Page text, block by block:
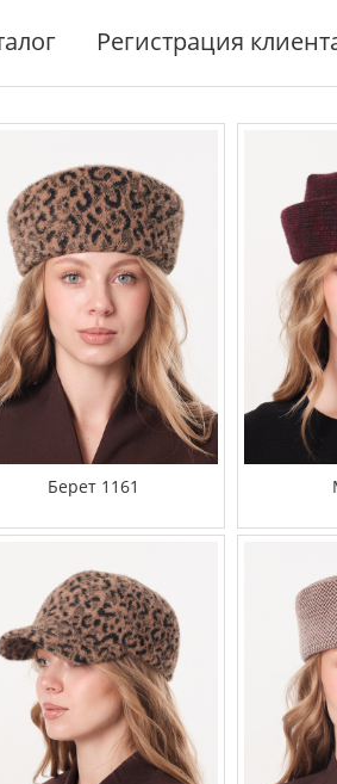
Регистрация
Берет 1161